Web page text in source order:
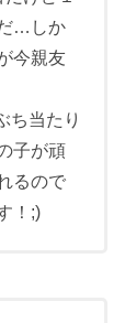
…しか
今親友
ち当たり
子が頑
るので
！;)